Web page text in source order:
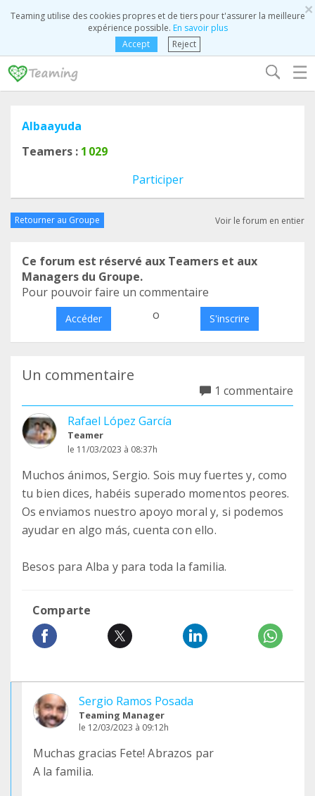
×
Teaming utilise des cookies propres et de tiers pour t'assurer la meilleure
expérience possible. En savoir plus
Accept
Reject
☰
Albaayuda
Teamers : 1 029
Participer
Retourner au Groupe Voir le forum en entier
Ce forum est réservé aux Teamers et aux
Managers du Groupe.
Pour pouvoir faire un commentaire
Accéder o S'inscrire
Un commentaire
1 commentaire
Rafael López García
Teamer
le 11/03/2023 à 08:37h
Muchos ánimos, Sergio. Sois muy fuertes y, como
tu bien dices, habéis superado momentos peores.
Os enviamos nuestro apoyo moral y, si podemos
ayudar en algo más, cuenta con ello.
Besos para Alba y para toda la familia.
Comparte
Sergio Ramos Posada
Teaming Manager
le 12/03/2023 à 09:12h
Muchas gracias Fete! Abrazos par
A la familia.